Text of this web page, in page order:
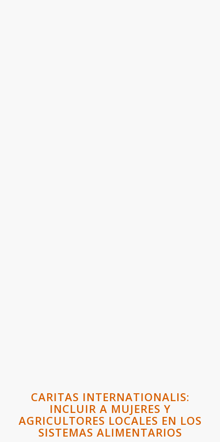
CARITAS INTERNATIONALIS:
INCLUIR A MUJERES Y
AGRICULTORES LOCALES EN LOS
SISTEMAS ALIMENTARIOS